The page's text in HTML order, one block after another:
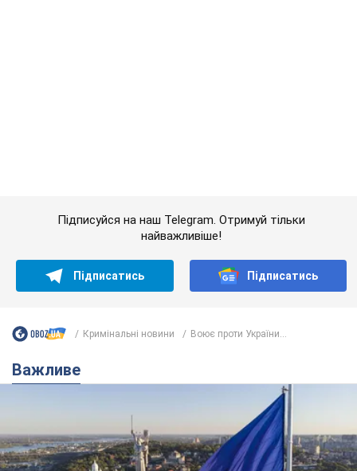
Підписуйся на наш Telegram. Отримуй тільки
найважливіше!
Підписатись Підписатись
Кримінальні новини Воює проти України...
Важливе